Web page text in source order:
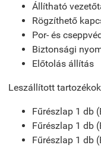
Állítható
Rögzíthető
Por- és
Biztonsági
Előtolás állítás
Leszállított tartozékok
Fűrészlap 1 db
Fűrészlap 1 db
Fűrészlap 1 db